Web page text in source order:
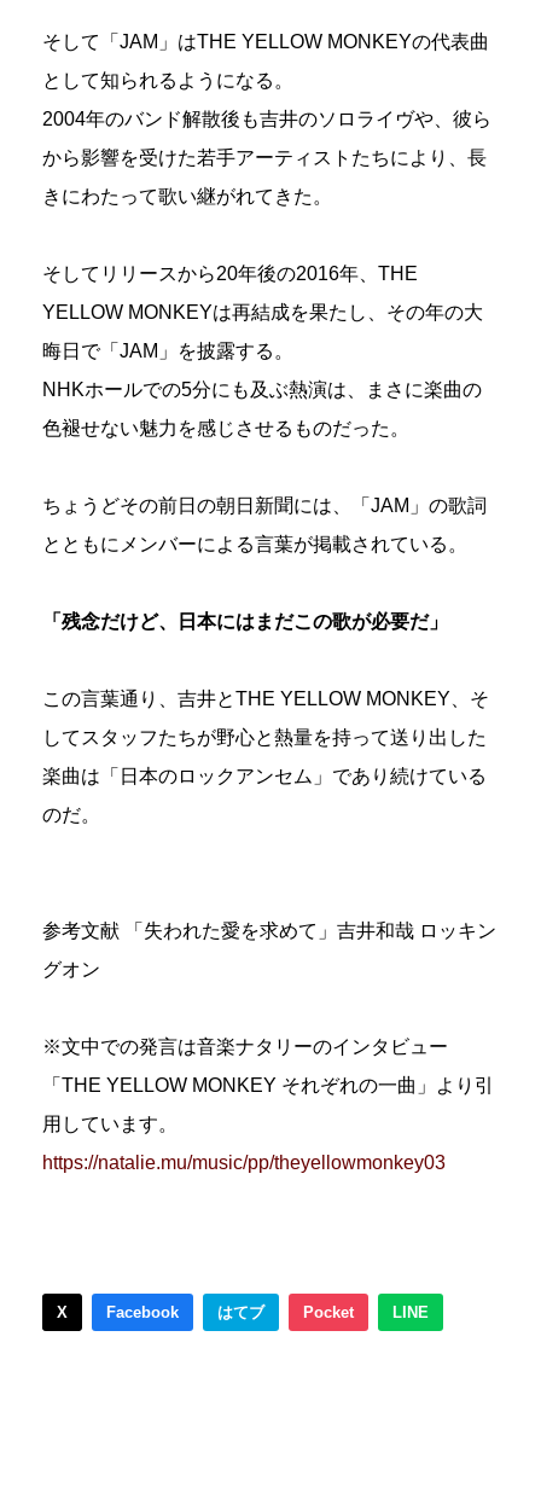
そして「JAM」はTHE YELLOW MONKEYの代表曲
として知られるようになる。
2004年のバンド解散後も吉井のソロライヴや、彼ら
から影響を受けた若手アーティストたちにより、長
きにわたって歌い継がれてきた。
そしてリリースから20年後の2016年、THE
YELLOW MONKEYは再結成を果たし、その年の大
晦日で「JAM」を披露する。
NHKホールでの5分にも及ぶ熱演は、まさに楽曲の
色褪せない魅力を感じさせるものだった。
ちょうどその前日の朝日新聞には、「JAM」の歌詞
とともにメンバーによる言葉が掲載されている。
「残念だけど、日本にはまだこの歌が必要だ」
この言葉通り、吉井とTHE YELLOW MONKEY、そ
してスタッフたちが野心と熱量を持って送り出した
楽曲は「日本のロックアンセム」であり続けている
のだ。
参考文献 「失われた愛を求めて」吉井和哉 ロッキン
グオン
※文中での発言は音楽ナタリーのインタビュー
「THE YELLOW MONKEY それぞれの一曲」より引
用しています。
https://natalie.mu/music/pp/theyellowmonkey03
X Facebook はてブ Pocket LINE